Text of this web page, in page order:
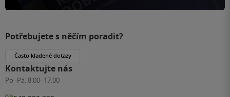
Potřebujete s něčím poradit?
Často kladené dotazy
Kontaktujte nás
Po–Pá: 8:00–17:00